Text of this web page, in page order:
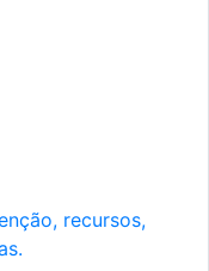
recursos,